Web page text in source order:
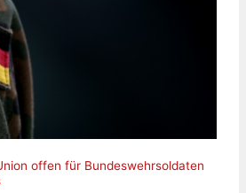
offen für Bundeswehrsoldaten